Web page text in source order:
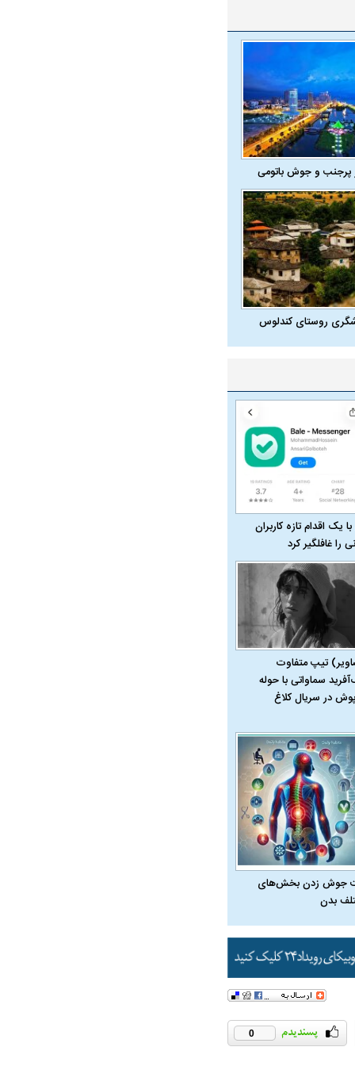
و جوش باتومی
روستای کندلوس
یک اقدام تازه کاربران
را غافلگیر کرد
تیپ متفاوت
سماواتی با حوله
در سریال کلاغ
جوش زدن بخش‌های
بدن
0
در دوران قاجار چگونه
مردی که سر خم نکرد؟ | غلامرضا تختی و
حکومت پهلوی